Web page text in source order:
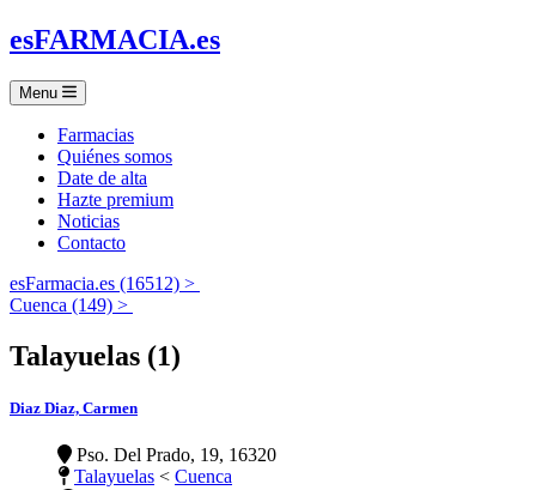
esFARMACIA.es
Menu
Farmacias
Quiénes somos
Date de alta
Hazte premium
Noticias
Contacto
esFarmacia.es (16512) >
Cuenca (149) >
Talayuelas (1)
Diaz Diaz, Carmen
Pso. Del Prado, 19, 16320
Talayuelas < Cuenca